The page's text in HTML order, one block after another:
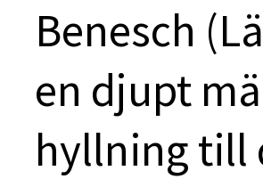
Benesch
en djupt
hyllning till